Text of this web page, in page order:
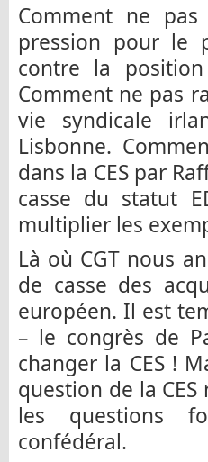
Comment ne
pression pour le
contre la
Comment ne pas
vie syndicale
Lisbonne.
dans la CES par
casse du statut
multiplier les
Là où CGT nous
de casse des
européen. Il est
– le congrès de
changer la CES !
question de la
les questions
confédéral.